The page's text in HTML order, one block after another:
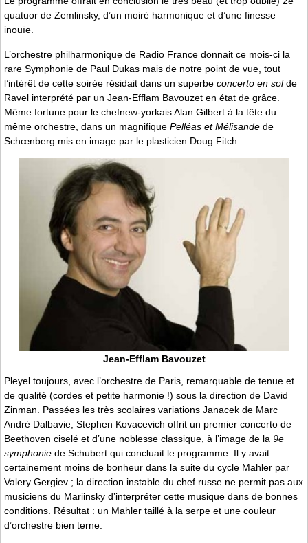
quatuor de Zemlinsky, d’un moiré harmonique et d’une finesse
inouïe.
L’orchestre philharmonique de Radio France donnait ce mois-ci la
rare Symphonie de Paul Dukas mais de notre point de vue, tout
l’intérêt de cette soirée résidait dans un superbe concerto en solde
Ravel interprété par un Jean-Efflam Bavouzet en état de grâce.
Même fortune pour le chefnew-yorkais Alan Gilbert à la tête du
même orchestre, dans un magnifique Pelléas et Mélisande de
Schœnberg mis en image par le plasticien Doug Fitch.
Jean-Efflam Bavouzet
Pleyel toujours, avec l’orchestre de Paris, remarquable de tenue et
de qualité (cordes et petite harmonie !) sous la direction de David
Zinman. Passées les très scolaires variations Janacek de Marc
André Dalbavie, Stephen Kovacevich offrit un premier concerto de
Beethoven ciselé et d’une noblesse classique, à l’image de la 9e
symphonie de Schubert qui concluait le programme. Il y avait
certainement moins de bonheur dans la suite du cycle Mahler par
Valery Gergiev ; la direction instable du chef russe ne permit pas aux
musiciens du Mariinsky d’interpréter cette musique dans de bonnes
conditions. Résultat : un Mahler taillé à la serpe et une couleur
d’orchestre bien terne.